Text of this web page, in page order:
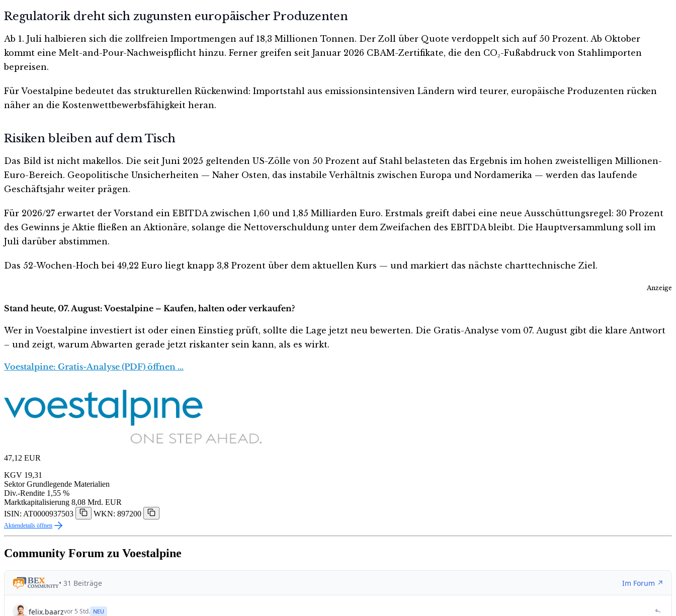
Regulatorik dreht sich zugunsten europäischer Produzenten
Ab 1. Juli halbieren sich die zollfreien Importmengen auf 18,3 Millionen Tonnen. Der Zoll über Quote verdoppelt sich auf 50 Prozent. Ab Oktober
kommt eine Melt-and-Pour-Nachweispflicht hinzu. Ferner greifen seit Januar 2026 CBAM-Zertifikate, die den CO₂-Fußabdruck von Stahlimporten
bepreisen.
Für Voestalpine bedeutet das strukturellen Rückenwind: Importstahl aus emissionsintensiven Ländern wird teurer, europäische Produzenten rücken
näher an die Kostenwettbewerbsfähigkeit heran.
Risiken bleiben auf dem Tisch
Das Bild ist nicht makellos. Die seit Juni 2025 geltenden US-Zölle von 50 Prozent auf Stahl belasteten das Ergebnis im hohen zweistelligen Millionen-
Euro-Bereich. Geopolitische Unsicherheiten — Naher Osten, das instabile Verhältnis zwischen Europa und Nordamerika — werden das laufende
Geschäftsjahr weiter prägen.
Für 2026/27 erwartet der Vorstand ein EBITDA zwischen 1,60 und 1,85 Milliarden Euro. Erstmals greift dabei eine neue Ausschüttungsregel: 30 Prozent
des Gewinns je Aktie fließen an Aktionäre, solange die Nettoverschuldung unter dem Zweifachen des EBITDA bleibt. Die Hauptversammlung soll im
Juli darüber abstimmen.
Das 52-Wochen-Hoch bei 49,22 Euro liegt knapp 3,8 Prozent über dem aktuellen Kurs — und markiert das nächste charttechnische Ziel.
Anzeige
Stand heute, 07. August: Voestalpine – Kaufen, halten oder verkaufen?
Wer in Voestalpine investiert ist oder einen Einstieg prüft, sollte die Lage jetzt neu bewerten. Die Gratis-Analyse vom 07. August gibt die klare Antwort
– und zeigt, warum Abwarten gerade jetzt riskanter sein kann, als es wirkt.
Voestalpine: Gratis-Analyse (PDF) öffnen …
47,12 EUR
KGV 19,31
Sektor Grundlegende Materialien
Div.-Rendite 1,55 %
Marktkapitalisierung 8,08 Mrd. EUR
ISIN: AT0000937503
WKN: 897200
Aktiendetails öffnen
Community Forum zu Voestalpine